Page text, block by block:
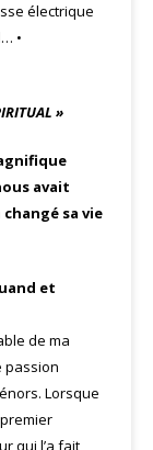
électrique
•
»
avait
sa vie
et
de ma
passion
Lorsque
qui l’a fait